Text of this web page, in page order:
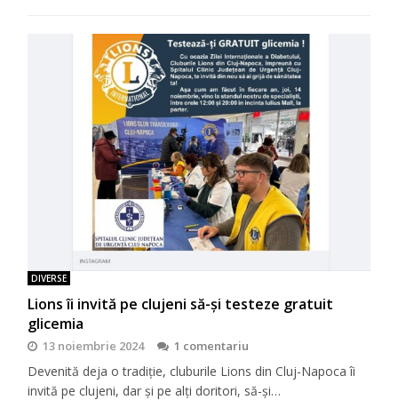
DIVERSE
Lions îi invită pe clujeni să-şi testeze gratuit
glicemia
13 noiembrie 2024 1 comentariu
Devenită deja o tradiţie, cluburile Lions din Cluj-Napoca îi
invită pe clujeni, dar şi pe alţi doritori, să-şi…